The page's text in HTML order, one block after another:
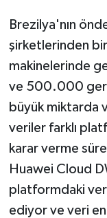
Brezilya'nın
şirketlerinden
makinelerinde
ve 500.000
büyük miktarda
veriler farklı
karar verme
Huawei Cloud
platformdaki
ediyor ve veri